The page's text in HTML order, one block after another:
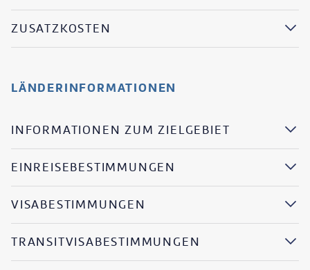
ZUSATZKOSTEN
LÄNDERINFORMATIONEN
INFORMATIONEN ZUM ZIELGEBIET
EINREISEBESTIMMUNGEN
VISABESTIMMUNGEN
TRANSITVISABESTIMMUNGEN